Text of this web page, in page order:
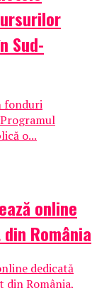
Sud-
fonduri
o...
online
România
dedicată
din România,